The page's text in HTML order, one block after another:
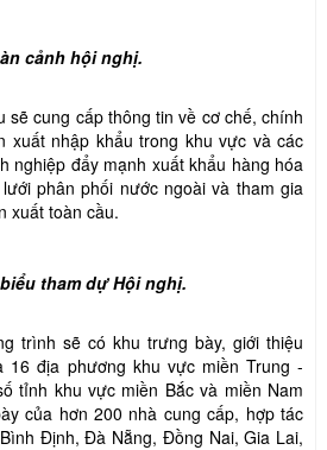
cảnh hội nghị.
sẽ cung cấp thông tin về cơ chế, chính
xuất nhập khẩu trong khu vực và các
nghiệp đẩy mạnh xuất khẩu hàng hóa
phân phối nước ngoài và tham gia
xuất toàn cầu.
tham dự Hội nghị.
trình sẽ có khu trưng bày, giới thiệu
16 địa phương khu vực miền Trung -
tỉnh khu vực miền Bắc và miền Nam
của hơn 200 nhà cung cấp, hợp tác
Định, Đà Nẵng, Đồng Nai, Gia Lai,